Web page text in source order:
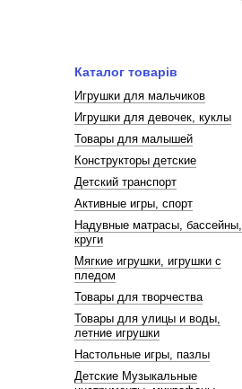
Каталог товарів
Игрушки для мальчиков
Игрушки для девочек, куклы
Товары для малышей
Конструкторы детские
Детский транспорт
Активные игры, спорт
Надувные матрасы, бассейны,
круги
Мягкие игрушки, игрушки с
пледом
Товары для творчества
Товары для улицы и воды,
летние игрушки
Настольные игры, пазлы
Детские Музыкальные